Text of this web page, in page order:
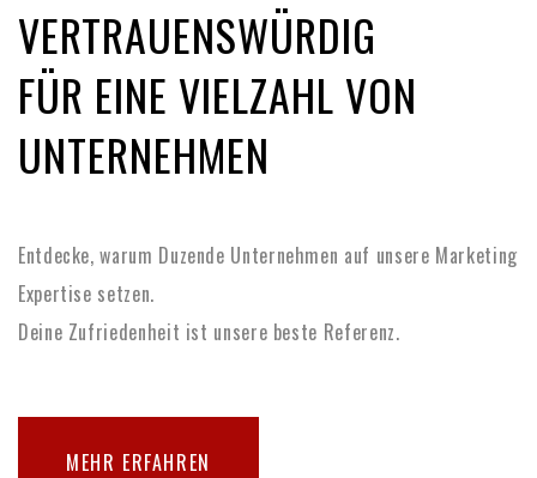
VERTRAUENSWÜRDIG
FÜR EINE VIELZAHL VON
UNTERNEHMEN
Entdecke, warum Duzende Unternehmen auf unsere Marketing
Expertise setzen.
Deine Zufriedenheit ist unsere beste Referenz.
MEHR ERFAHREN